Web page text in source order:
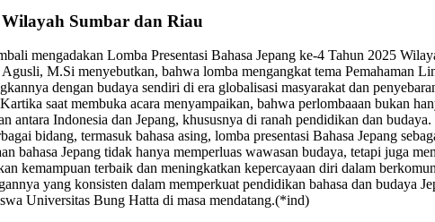
Sumbar dan Riau
mengadakan Lomba Presentasi Bahasa Jepang ke-4 Tahun 2025
M.Si menyebutkan, bahwa lomba mengangkat tema Pemahaman
dengan budaya sendiri di era globalisasi masyarakat dan
saat membuka acara menyampaikan, bahwa perlombaaan bukan
antara Indonesia dan Jepang, khususnya di ranah pendidikan dan
bidang, termasuk bahasa asing, lomba presentasi Bahasa Jepang
Jepang tidak hanya memperluas wawasan budaya, tetapi juga
kemampuan terbaik dan meningkatkan kepercayaan diri dalam
yang konsisten dalam memperkuat pendidikan bahasa dan budaya
Universitas Bung Hatta di masa mendatang.(*ind)